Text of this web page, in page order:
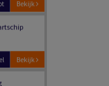
Bekijk